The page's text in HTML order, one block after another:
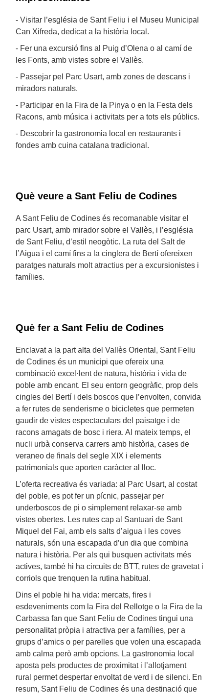
- Visitar l’església de Sant Feliu i el Museu Municipal
Can Xifreda, dedicat a la història local.
- Fer una excursió fins al Puig d’Olena o al camí de
les Fonts, amb vistes sobre el Vallès.
- Passejar pel Parc Usart, amb zones de descans i
miradors naturals.
- Participar en la Fira de la Pinya o en la Festa dels
Racons, amb música i activitats per a tots els públics.
- Descobrir la gastronomia local en restaurants i
fondes amb cuina catalana tradicional.
Què veure a Sant Feliu de Codines
A Sant Feliu de Codines és recomanable visitar el
parc Usart, amb mirador sobre el Vallès, i l’església
de Sant Feliu, d’estil neogòtic. La ruta del Salt de
l’Aigua i el camí fins a la cinglera de Bertí ofereixen
paratges naturals molt atractius per a excursionistes i
famílies.
Què fer a Sant Feliu de Codines
Enclavat a la part alta del Vallès Oriental, Sant Feliu
de Codines és un municipi que ofereix una
combinació excel·lent de natura, història i vida de
poble amb encant. El seu entorn geogràfic, prop dels
cingles del Bertí i dels boscos que l’envolten, convida
a fer rutes de senderisme o bicicletes que permeten
gaudir de vistes espectaculars del paisatge i de
racons amagats de bosc i riera. Al mateix temps, el
nucli urbà conserva carrers amb història, cases de
veraneo de finals del segle XIX i elements
patrimonials que aporten caràcter al lloc.
L’oferta recreativa és variada: al Parc Usart, al costat
del poble, es pot fer un pícnic, passejar per
underboscos de pi o simplement relaxar-se amb
vistes obertes. Les rutes cap al Santuari de Sant
Miquel del Fai, amb els salts d’aigua i les coves
naturals, són una escapada d’un dia que combina
natura i història. Per als qui busquen activitats més
actives, també hi ha circuits de BTT, rutes de gravetat i
corriols que trenquen la rutina habitual.
Dins el poble hi ha vida: mercats, fires i
esdeveniments com la Fira del Rellotge o la Fira de la
Carbassa fan que Sant Feliu de Codines tingui una
personalitat pròpia i atractiva per a famílies, per a
grups d’amics o per parelles que volen una escapada
amb calma però amb opcions. La gastronomia local
aposta pels productes de proximitat i l’allotjament
rural permet despertar envoltat de verd i de silenci. En
resum, Sant Feliu de Codines és una destinació que